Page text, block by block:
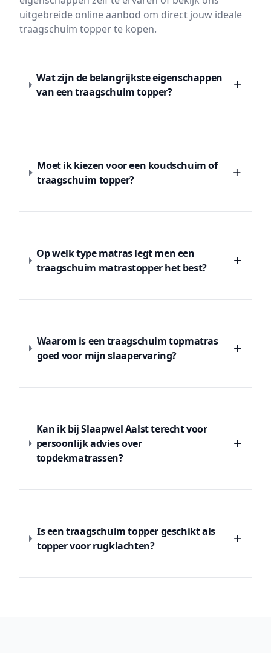
uitgebreide online aanbod om direct jouw ideale
traagschuim topper te kopen.
Wat zijn de belangrijkste eigenschappen
van een traagschuim topper?
+
Moet ik kiezen voor een koudschuim of
traagschuim topper?
+
Op welk type matras legt men een
traagschuim matrastopper het best?
+
Waarom is een traagschuim topmatras
goed voor mijn slaapervaring?
+
Kan ik bij Slaapwel Aalst terecht voor
persoonlijk advies over
topdekmatrassen?
+
Is een traagschuim topper geschikt als
topper voor rugklachten?
+